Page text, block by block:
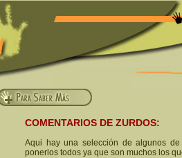
COMENTARIOS DE ZURDOS:
Aqui hay una selección de algunos
ponerlos todos ya que son muchos los